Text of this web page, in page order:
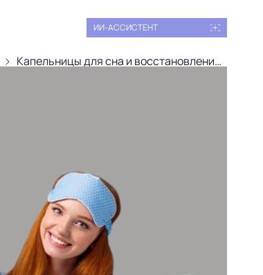
ИИ-АССИСТЕНТ
Капельницы для сна и восстановления биоритмов в Москве